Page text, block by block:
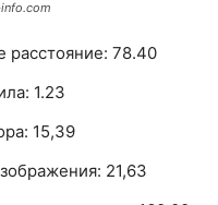
расстояние: 78.40
1.23
15,39
21,63